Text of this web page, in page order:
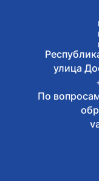
В
улица
По